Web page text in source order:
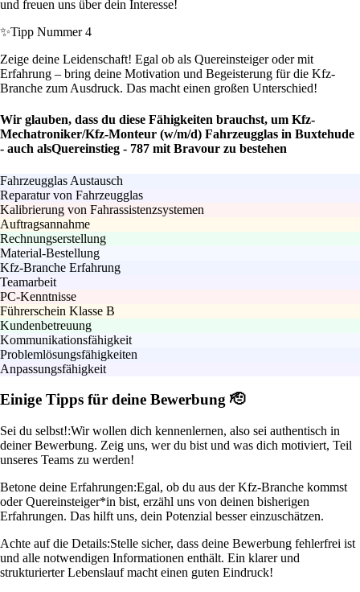
und freuen uns über dein Interesse!
✨Tipp Nummer 4
Zeige deine Leidenschaft! Egal ob als Quereinsteiger oder mit
Erfahrung – bring deine Motivation und Begeisterung für die Kfz-
Branche zum Ausdruck. Das macht einen großen Unterschied!
Wir glauben, dass du diese Fähigkeiten brauchst, um Kfz-
Mechatroniker/Kfz-Monteur (w/m/d) Fahrzeugglas in Buxtehude
- auch alsQuereinstieg - 787 mit Bravour zu bestehen
Fahrzeugglas Austausch
Reparatur von Fahrzeugglas
Kalibrierung von Fahrassistenzsystemen
Auftragsannahme
Rechnungserstellung
Material-Bestellung
Kfz-Branche Erfahrung
Teamarbeit
PC-Kenntnisse
Führerschein Klasse B
Kundenbetreuung
Kommunikationsfähigkeit
Problemlösungsfähigkeiten
Anpassungsfähigkeit
Einige Tipps für deine Bewerbung 🫡
Sei du selbst!:Wir wollen dich kennenlernen, also sei authentisch in
deiner Bewerbung. Zeig uns, wer du bist und was dich motiviert, Teil
unseres Teams zu werden!
Betone deine Erfahrungen:Egal, ob du aus der Kfz-Branche kommst
oder Quereinsteiger*in bist, erzähl uns von deinen bisherigen
Erfahrungen. Das hilft uns, dein Potenzial besser einzuschätzen.
Achte auf die Details:Stelle sicher, dass deine Bewerbung fehlerfrei ist
und alle notwendigen Informationen enthält. Ein klarer und
strukturierter Lebenslauf macht einen guten Eindruck!